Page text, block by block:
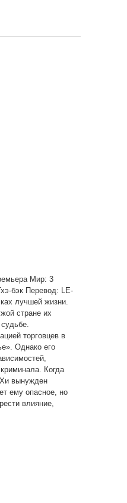
Мир: 3
бэк Перевод: LE-
лучшей жизни.
стране их
торговцев в
Однако его
Когда
Хи вынужден
ему опасное, но
влияние,